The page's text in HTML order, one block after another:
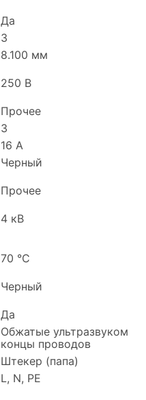
Да
3
8.100 мм
250 В
Прочее
3
16 А
Черный
Прочее
4 кВ
70 °C
Черный
Да
Обжатые ультразвуком
концы проводов
Штекер (папа)
L, N, PE